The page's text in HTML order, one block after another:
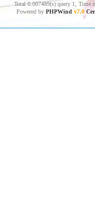
Total 0.007489(s) query 1, Time
Powered by PHPWind v7.0